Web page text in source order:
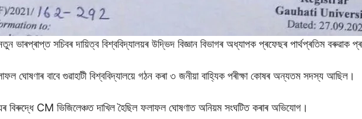
ভাৰপ্ৰাপ্ত সচিবৰ দায়িত্ব বিশ্ববিদ্যালয়ৰ উদ্ভিদ বিজ্ঞান বিভাগৰ অধ্যাপক প্ৰফেছৰ পাৰ্থপ্ৰতিম বৰুৱাক
বাবে গুৱাহাটী বিশ্ববিদ্যালয়ে গঠন কৰা ৩ জনীয়া বাহ্যিক পৰীক্ষা কোষৰ অন্যতম সদস্য আছিল।
CM ভিজিলেঞ্চত দাখিল হৈছিল ফলাফল ঘোষণাত অনিয়ম সংঘটিত কৰাৰ অভিযোগ।